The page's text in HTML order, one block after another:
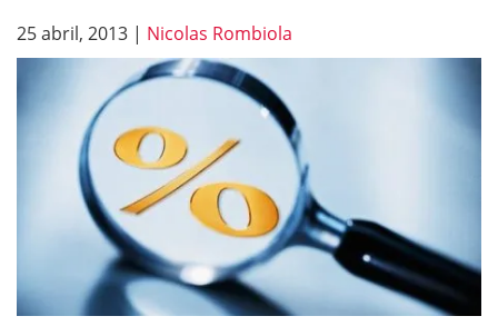
25 abril, 2013 | Nicolas Rombiola